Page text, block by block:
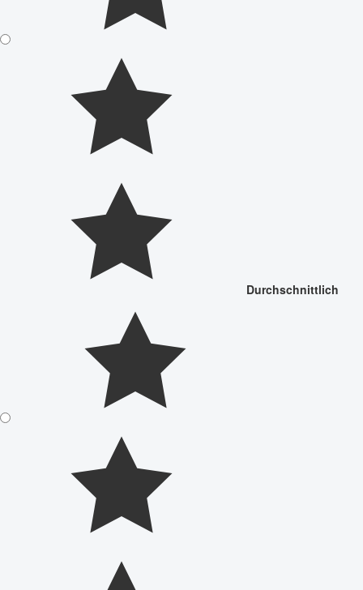
Durchschnittlich